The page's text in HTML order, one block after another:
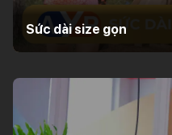
Sức dài size gọn